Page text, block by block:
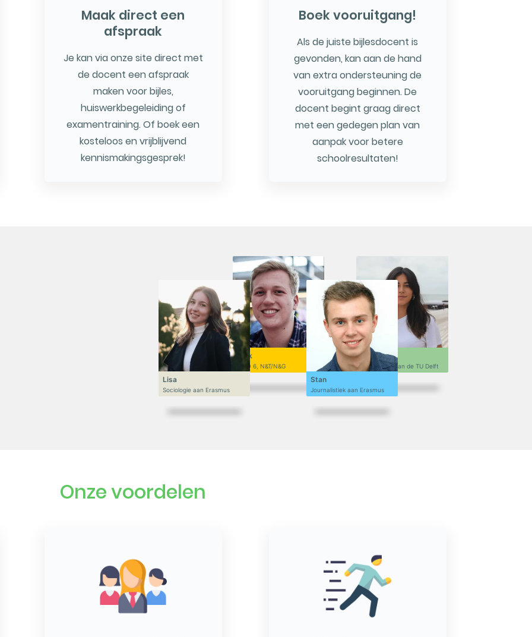
Maak direct een
afspraak
Je kan via onze site direct met
de docent een afspraak
maken voor bijles,
huiswerkbegeleiding of
examentraining. Of boek een
kosteloos en vrijblijvend
kennismakingsgesprek!
Boek vooruitgang!
Als de juiste bijlesdocent is
gevonden, kan aan de hand
van extra ondersteuning de
vooruitgang beginnen. De
docent begint graag direct
met een gedegen plan van
aanpak voor betere
schoolresultaten!
Niek
VWO 6, N&T/N&G
Lisa
Sociologie aan Erasmus
Sofi
Ontwerpen aan de TU Delft
Stan
Journalistiek aan Erasmus
Onze voordelen